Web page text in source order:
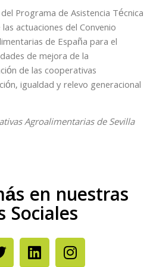
Programa de Asistencia Técnica
actuaciones del Convenio
de España para el
de mejora de la
de las cooperativas
igualdad y relevo generacional
Agroalimentarias de Sevilla
en nuestras
Sociales